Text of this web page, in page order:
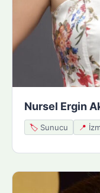
Nursel Ergin
🏷️ Sunucu 📍